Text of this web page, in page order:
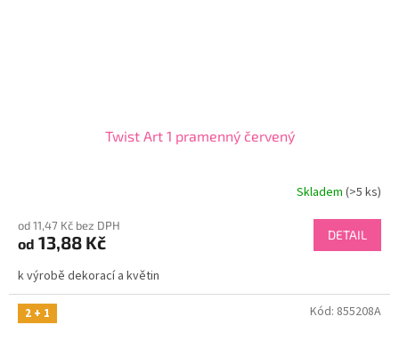
Twist Art 1 pramenný červený
Skladem (>5 ks)
od 11,47 Kč bez DPH
od 13,88 Kč DETAIL
k výrobě dekorací a květin
2 + 1 Kód: 855208A